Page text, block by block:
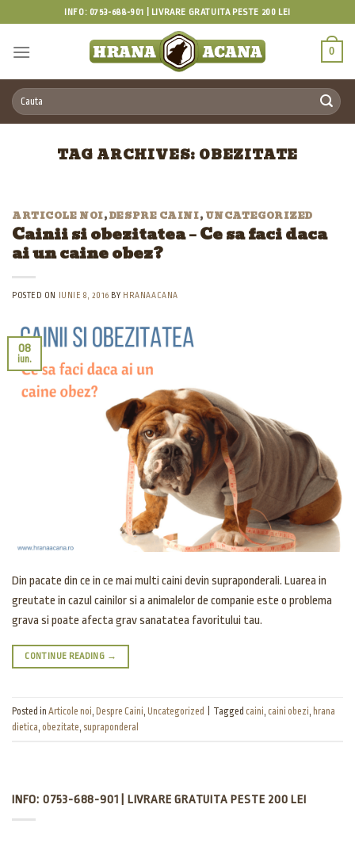
content
INFO: 0753-688-901 | LIVRARE GRATUITA PESTE 200 LEI
0
Caută
după:
TAG ARCHIVES: OBEZITATE
ARTICOLE NOI,DESPRE CAINI, UNCATEGORIZED
Cainii si obezitatea – Ce sa faci daca
ai un caine obez?
POSTED ON IUNIE 8, 2016 BY HRANAACANA
08
iun.
Din pacate din ce in ce mai multi caini devin supraponderali. Luarea in
greutate in cazul cainilor si a animalelor de companie este o problema
grava si poate afecta grav sanatatea favoritului tau.
CONTINUE READING →
Posted in Articole noi Despre Caini Uncategorized Tagged caini caini obezi hrana
dietica obezitate supraponderal
INFO: 0753-688-901 | LIVRARE GRATUITA PESTE 200 LEI